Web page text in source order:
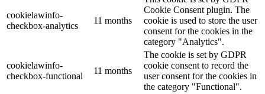
cookielawinfo-
checkbox-analytics
11 months
Cookie Consent plugin. The
cookie is used to store the user
consent for the cookies in the
category "Analytics".
cookielawinfo-
checkbox-functional
11 months
The cookie is set by GDPR
cookie consent to record the
user consent for the cookies in
the category "Functional".